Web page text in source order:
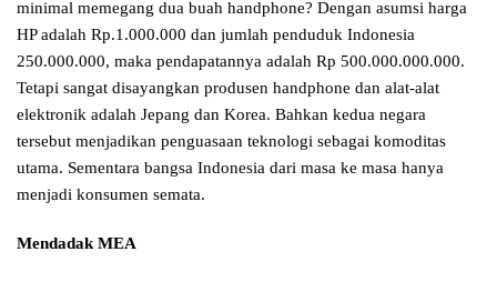
minimal memegang dua buah handphone? Dengan asumsi harga
HP adalah Rp.1.000.000 dan jumlah penduduk Indonesia
250.000.000, maka pendapatannya adalah Rp 500.000.000.000.
Tetapi sangat disayangkan produsen handphone dan alat-alat
elektronik adalah Jepang dan Korea. Bahkan kedua negara
tersebut menjadikan penguasaan teknologi sebagai komoditas
utama. Sementara bangsa Indonesia dari masa ke masa hanya
menjadi konsumen semata.
Mendadak MEA